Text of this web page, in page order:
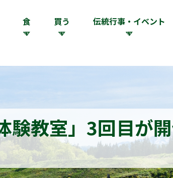
食 買う 伝統行事・イベント
験教室」3回目が